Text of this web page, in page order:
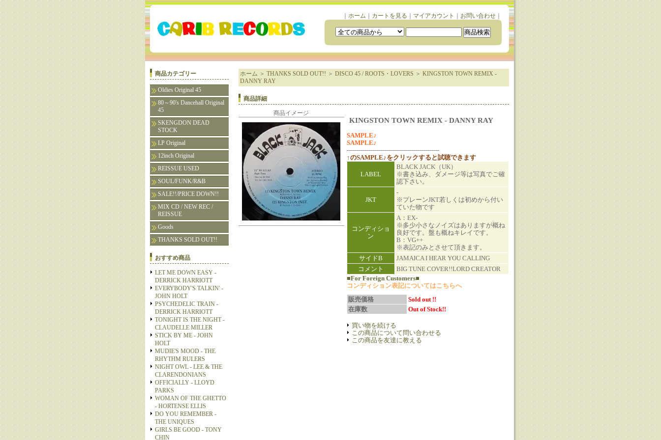
ホーム カートを見る マイアカウント お問い合わせ｜
商品カテゴリー
Oldies Original 45
80～90's Dancehall Original
45
SKENGDON DEAD
STOCK
LP Original
12inch Original
REISSUE USED
SOUL/FUNK/R&B
SALE!!/PRICE DOWN!!
MIX CD / NEW REC /
REISSUE
Goods
THANKS SOLD OUT!!
おすすめ商品
LET ME DOWN EASY -
DERRICK HARRIOTT
EVERYBODY'S TALKIN' -
JOHN HOLT
PSYCHEDELIC TRAIN -
DERRICK HARRIOTT
TONIGHT IS THE NIGHT -
CLAUDELLE MILLER
STICK BY ME - JOHN
HOLT
MUDIE'S MOOD - THE
RHYTHM RULERS
NIGHT OWL - LEE & THE
CLARENDONIANS
OFFICIALLY - LLOYD
PARKS
WOMAN OF THE GHETTO
- HORTENSE ELLIS
DO YOU REMEMBER -
THE UNIQUES
GIRLS BE GOOD - TONY
CHIN
ホーム ＞ THANKS SOLD OUT!! ＞ DISCO 45 / ROOTS・LOVERS ＞ KINGSTON TOWN REMIX -
DANNY RAY
商品詳細
商品イメージ
KINGSTON TOWN REMIX - DANNY RAY
SAMPLE♪
SAMPLE♪
-----------------------------------------------
↑のSAMPLE♪をクリックすると試聴できます
LABEL
BLACK JACK（UK）
※書き込み、ダメージ等は写真でご確
認下さい。
JKT
-
※プレーンJKT若しくは初めから付い
ていた物です
コンディショ
ン
A：EX-
※多少小さなノイズはありますが概ね
良好です。盤も概ねキレイです。
B：VG++
※表記のみとさせて頂きます。
サイドB
JAMAICA I HEAR YOU CALLING
コメント
BIG TUNE COVER!!LORD CREATOR
■For Foreign Customers■
コンディション表記についてはこちらへ
販売価格
Sold out !!
在庫数
Out of Stock!!
買い物を続ける
この商品について問い合わせる
この商品を友達に教える